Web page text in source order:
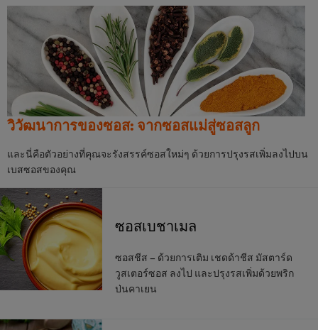
วิวัฒนาการของซอส: จากซอสแม่สู่ซอสลูก
และนี่คือตัวอย่างที่คุณจะรังสรรค์ซอสใหม่ๆ ด้วยการปรุงรสเพิ่มลงไปบน
เบสซอสของคุณ
ซอสเบชาเมล
ซอสชีส – ด้วยการเติม เชดด้าชีส มัสตาร์ด
วูสเตอร์ซอส ลงไป และปรุงรสเพิ่มด้วยพริก
ป่นคาเยน